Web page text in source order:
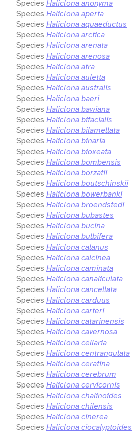
Species Haliclona anonyma
Species Haliclona aperta
Species Haliclona aquaeductus
Species Haliclona arctica
Species Haliclona arenata
Species Haliclona arenosa
Species Haliclona atra
Species Haliclona auletta
Species Haliclona australis
Species Haliclona baeri
Species Haliclona bawiana
Species Haliclona bifacialis
Species Haliclona bilamellata
Species Haliclona binaria
Species Haliclona bioxeata
Species Haliclona bombensis
Species Haliclona borzatii
Species Haliclona boutschinskii
Species Haliclona bowerbanki
Species Haliclona broendstedi
Species Haliclona bubastes
Species Haliclona bucina
Species Haliclona bulbifera
Species Haliclona calanus
Species Haliclona calcinea
Species Haliclona caminata
Species Haliclona canaliculata
Species Haliclona cancellata
Species Haliclona carduus
Species Haliclona carteri
Species Haliclona catarinensis
Species Haliclona cavernosa
Species Haliclona cellaria
Species Haliclona centrangulata
Species Haliclona ceratina
Species Haliclona cerebrum
Species Haliclona cervicornis
Species Haliclona chalinoides
Species Haliclona chilensis
Species Haliclona cinerea
Species Haliclona ciocalyptoides